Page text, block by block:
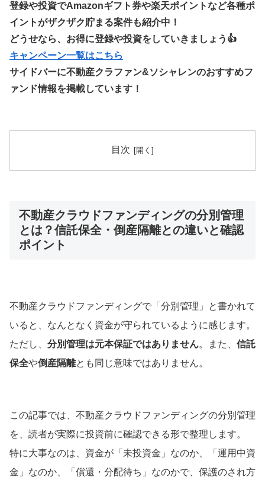
登録や投資でAmazonギフト券や楽天ポイントなど各種ポ
イントがザクザク貯まる案件も紹介中！
どうせなら、お得に登録や投資をしていきましょう👍
キャンペーン一覧はこちら
サイドバーに不動産クラファン&ソシャレンのおすすめフ
ァンド情報を掲載しています！
目次
不動産クラウドファンディングの分別管理
とは？信託保全・倒産隔離との違いと確認
ポイント
不動産クラウドファンディングで「分別管理」と書かれて
いると、なんとなく資金が守られているように感じます。
ただし、 分別管理は元本保証ではありません。また、 信託
保全や倒産隔離とも同じ意味ではありません。
この記事では、不動産クラウドファンディングの分別管理
を、読者が実際に投資前に確認できる形で整理します。
特に大事なのは、資金が「未投資金」なのか、「運用中資
金」なのか、「償還・分配待ち」なのかで、保護のされ方